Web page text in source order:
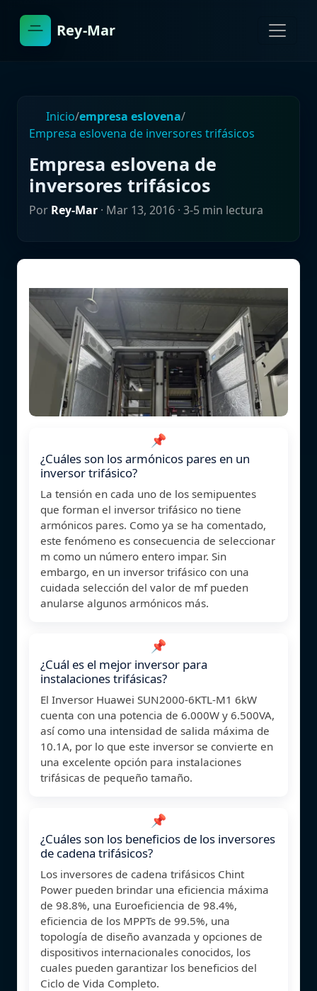
Rey-Mar
Inicio/empresa eslovena/
Empresa eslovena de inversores trifásicos
Empresa eslovena de
inversores trifásicos
Por Rey-Mar · Mar 13, 2016 · 3-5 min lectura
📌
¿Cuáles son los armónicos pares en un
inversor trifásico?
La tensión en cada uno de los semipuentes
que forman el inversor trifásico no tiene
armónicos pares. Como ya se ha comentado,
este fenómeno es consecuencia de seleccionar
m como un número entero impar. Sin
embargo, en un inversor trifásico con una
cuidada selección del valor de mf pueden
anularse algunos armónicos más.
📌
¿Cuál es el mejor inversor para
instalaciones trifásicas?
El Inversor Huawei SUN2000-6KTL-M1 6kW
cuenta con una potencia de 6.000W y 6.500VA,
así como una intensidad de salida máxima de
10.1A, por lo que este inversor se convierte en
una excelente opción para instalaciones
trifásicas de pequeño tamaño.
📌
¿Cuáles son los beneficios de los inversores
de cadena trifásicos?
Los inversores de cadena trifásicos Chint
Power pueden brindar una eficiencia máxima
de 98.8%, una Euroeficiencia de 98.4%,
eficiencia de los MPPTs de 99.5%, una
topología de diseño avanzada y opciones de
dispositivos internacionales conocidos, los
cuales pueden garantizar los beneficios del
Ciclo de Vida Completo.